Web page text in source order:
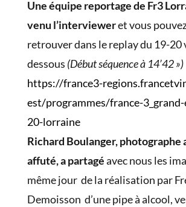
Une équipe reportage de Fr3
venu l’intervieweret vous
retrouver dans le replay du 19-20
dessous (Début séquence à 14’42 »)
https://france3-regions.
est/programmes/france-3_grand-
20-lorraine
Richard Boulanger, photographe
affuté, a partagéavec nous les
même jour de la réalisation par
Demoisson d’une pipe à alcool,